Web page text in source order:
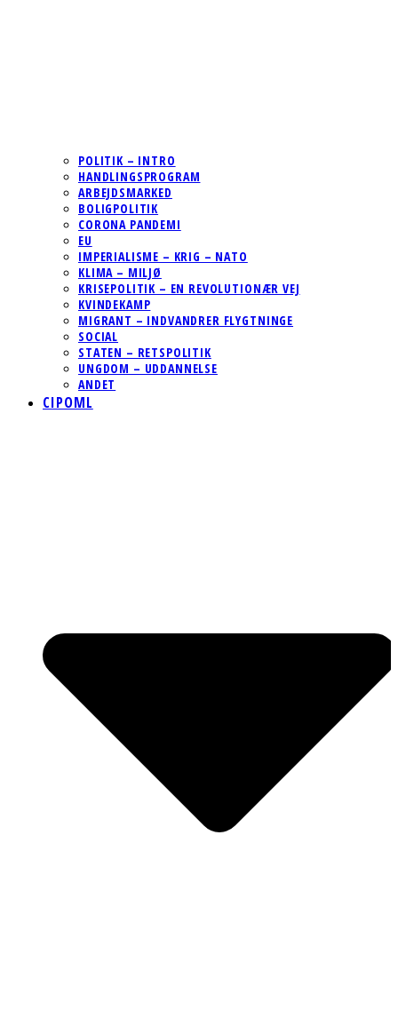
POLITIK – INTRO
HANDLINGSPROGRAM
ARBEJDSMARKED
BOLIGPOLITIK
CORONA PANDEMI
EU
IMPERIALISME – KRIG – NATO
KLIMA – MILJØ
KRISEPOLITIK – EN REVOLUTIONÆR VEJ
KVINDEKAMP
MIGRANT – INDVANDRER FLYGTNINGE
SOCIAL
STATEN – RETSPOLITIK
UNGDOM – UDDANNELSE
ANDET
CIPOML